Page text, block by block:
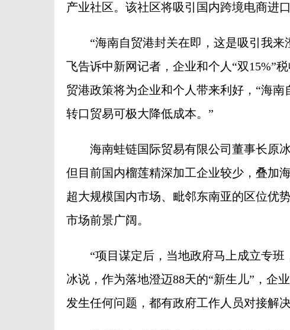
产业社区。该社区将吸引国内跨境电商进
“海南自贸港封关在即，这是吸引我来
飞告诉中新网记者，企业和个人“双15%”
贸港政策将为企业和个人带来利好，“海
转口贸易可极大降低成本。”
海南蛙链国际贸易有限公司董事长原冰
但目前国内榴莲精深加工企业较少，叠加
超大规模国内市场、毗邻东南亚的区位优
市场前景广阔。
“项目谋定后，当地政府马上成立专班
冰说，作为落地澄迈88天的“新生儿”，企
发生任何问题，都有政府工作人员对接解决